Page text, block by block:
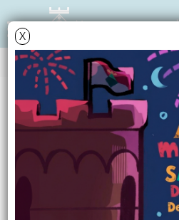
X
AGENDA
Dimarts11 maig
Curs
informàtica